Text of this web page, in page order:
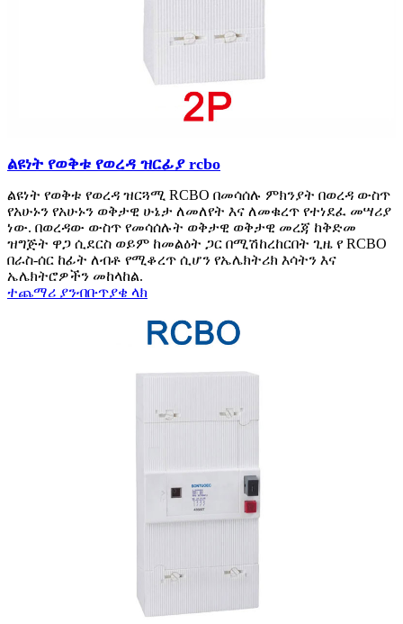
ልዩነት የወቅቱ የወረዳ ዝርፊያ rcbo
ልዩነት የወቅቱ የወረዳ ዝርጓሚ RCBO በመሳሰሉ ምክንያት በወረዳ ውስጥ
የአሁኑን የአሁኑን ወቅታዊ ሁኔታ ለመለየት እና ለመቁረጥ የተነደፈ መሣሪያ
ነው. በወረዳው ውስጥ የመሳሰሉት ወቅታዊ ወቅታዊ መረጃ ከቅድመ
ዝግጅት ዋጋ ሲደርስ ወይም ከመልዕት ጋር በሚሽከረከርበት ጊዜ የ RCBO
በራስ-ሰር ከፊት ለብቶ የሚቆረጥ ሲሆን የኤሌክትሪክ እሳትን እና
ኤሌክትሮዎችን መከላከል.
ተጨማሪ ያንብቡጥያቄ ላክ